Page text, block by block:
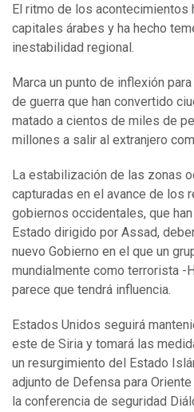
El ritmo de los acontecimientos
capitales árabes y ha hecho
inestabilidad regional.
Marca un punto de inflexión
de guerra que han convertido
matado a cientos de miles de
millones a salir al extranjero
La estabilización de las zonas
capturadas en el avance de los
gobiernos occidentales, que
Estado dirigido por Assad,
nuevo Gobierno en el que un
mundialmente como terrorista -
parece que tendrá influencia.
Estados Unidos seguirá
este de Siria y tomará las
un resurgimiento del Estado
adjunto de Defensa para
la conferencia de seguridad